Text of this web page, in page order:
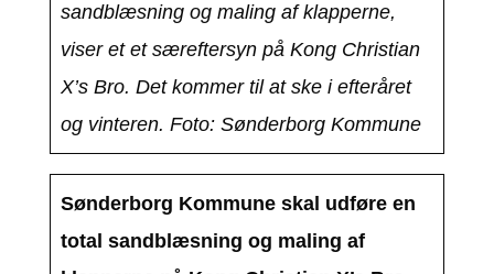
sandblæsning og maling af klapperne,
viser et et særeftersyn på Kong Christian
X’s Bro. Det kommer til at ske i efteråret
og vinteren. Foto: Sønderborg Kommune
Sønderborg Kommune skal udføre en
total sandblæsning og maling af